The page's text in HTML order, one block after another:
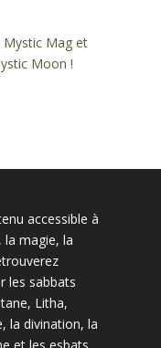
Mystic Mag et
Moon !
accessible à
magie, la
les sabbats
Litha,
la divination, la